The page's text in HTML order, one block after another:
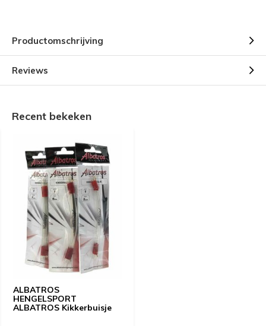
Productomschrijving
Reviews
Recent bekeken
ALBATROS
HENGELSPORT
ALBATROS Kikkerbuisje